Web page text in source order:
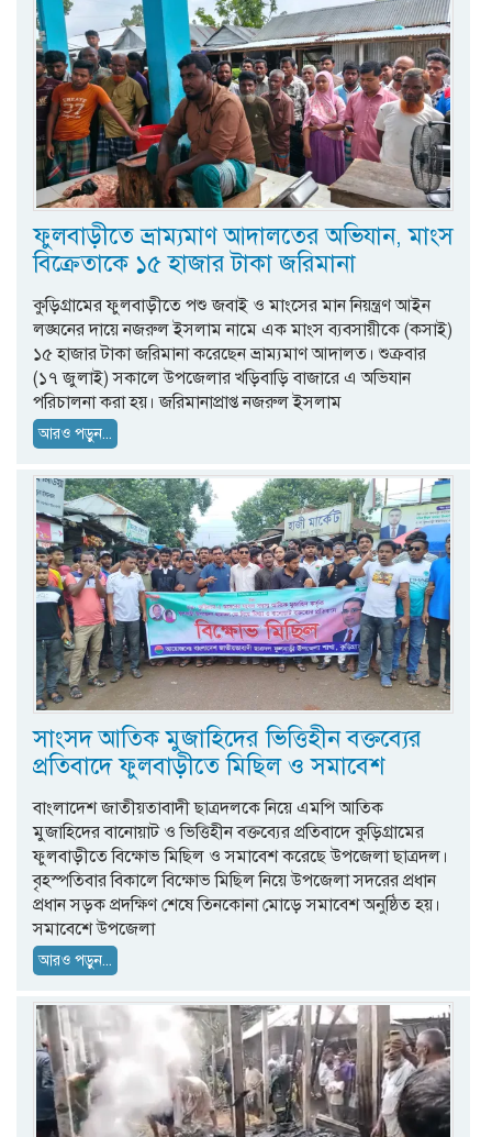
ফুলবাড়ীতে ভ্রাম্যমাণ আদালতের অভিযান, মাংস
বিক্রেতাকে ১৫ হাজার টাকা জরিমানা
কুড়িগ্রামের ফুলবাড়ীতে পশু জবাই ও মাংসের মান নিয়ন্ত্রণ আইন
লঙ্ঘনের দায়ে নজরুল ইসলাম নামে এক মাংস ব্যবসায়ীকে (কসাই)
১৫ হাজার টাকা জরিমানা করেছেন ভ্রাম্যমাণ আদালত। শুক্রবার
(১৭ জুলাই) সকালে উপজেলার খড়িবাড়ি বাজারে এ অভিযান
পরিচালনা করা হয়। জরিমানাপ্রাপ্ত নজরুল ইসলাম
আরও পড়ুন...
সাংসদ আতিক মুজাহিদের ভিত্তিহীন বক্তব্যের
প্রতিবাদে ফুলবাড়ীতে মিছিল ও সমাবেশ
বাংলাদেশ জাতীয়তাবাদী ছাত্রদলকে নিয়ে এমপি আতিক
মুজাহিদের বানোয়াট ও ভিত্তিহীন বক্তব্যের প্রতিবাদে কুড়িগ্রামের
ফুলবাড়ীতে বিক্ষোভ মিছিল ও সমাবেশ করেছে উপজেলা ছাত্রদল।
বৃহস্পতিবার বিকালে বিক্ষোভ মিছিল নিয়ে উপজেলা সদরের প্রধান
প্রধান সড়ক প্রদক্ষিণ শেষে তিনকোনা মোড়ে সমাবেশ অনুষ্ঠিত হয়।
সমাবেশে উপজেলা
আরও পড়ুন...